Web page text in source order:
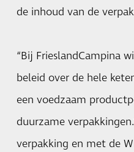
de inhoud van de
“Bij FrieslandCampina
beleid over de hele
een voedzaam
duurzame
verpakking en met de